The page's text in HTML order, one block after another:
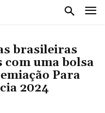
brasileiras
com uma bolsa
Para
2024